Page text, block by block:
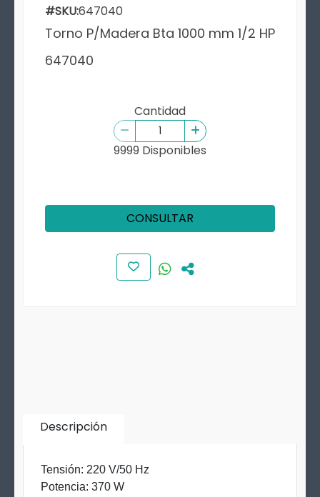
#SKU:647040
Torno P/Madera Bta 1000 mm 1/2 HP
647040
Cantidad
9999 Disponibles
CONSULTAR
Descripción
Tensión: 220 V/50 Hz
Potencia: 370 W